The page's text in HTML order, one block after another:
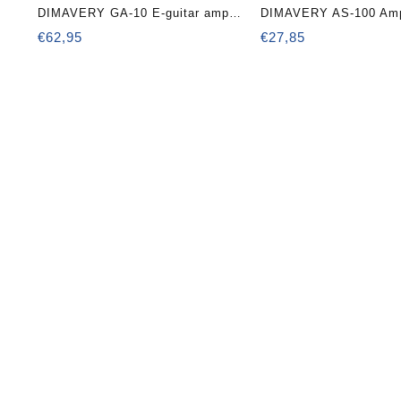
DIMAVERY GA-10 E-guitar amp
10 W
€62,95
DIMAVERY AS-100
stand
€27,85